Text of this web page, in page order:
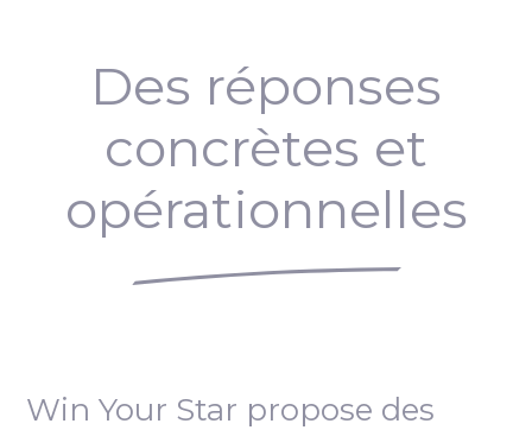
Des réponses
concrètes et
opérationnelles
Win Your Star propose des